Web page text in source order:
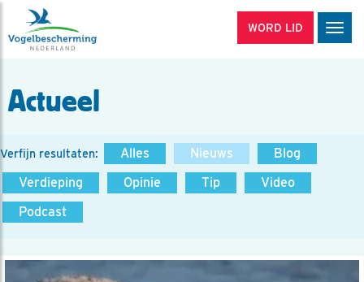
WORD LID
Actueel
Verfijn resultaten: Alles Nieuws
Blog
Verdieping
Opinie Tip
Video
Podcast